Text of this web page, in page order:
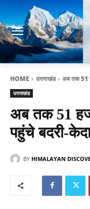
HOME उत्तराखंड अब तक 51
उत्तराखंड
अब तक 51
पहुंचे बदरी-
BY HIMALAYAN